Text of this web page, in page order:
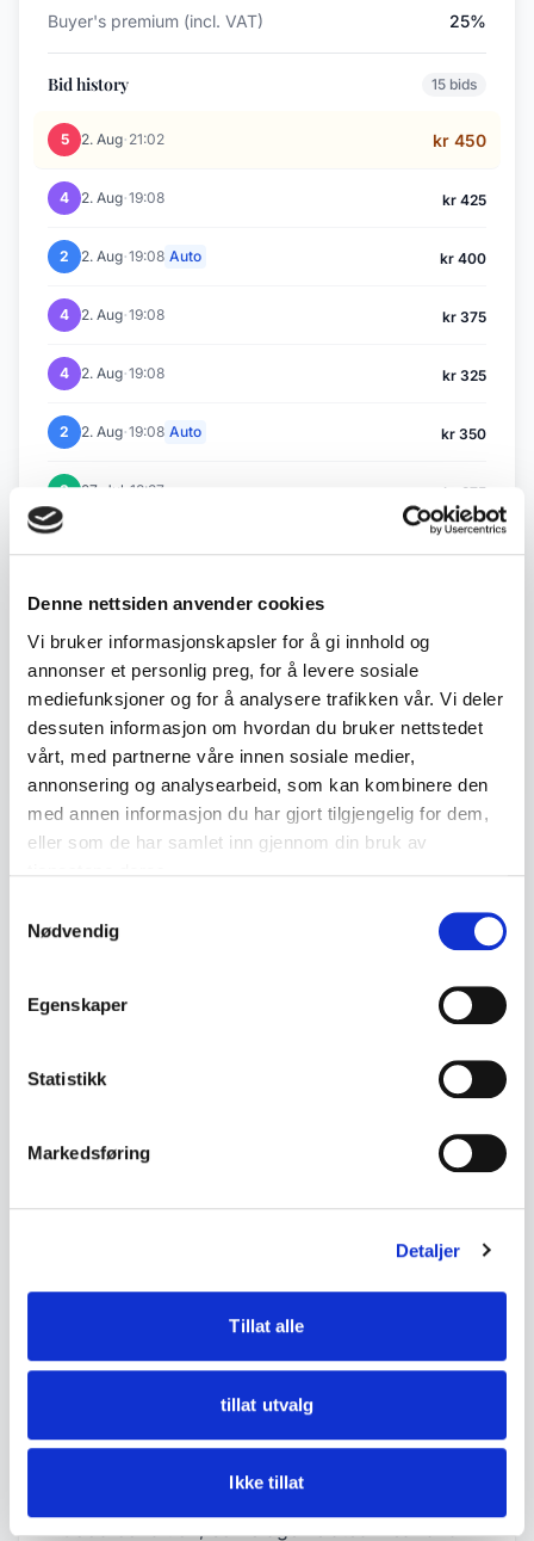
Denne nettsiden anvender cookies
Vi bruker informasjonskapsler for å gi innhold og
annonser et personlig preg, for å levere sosiale
mediefunksjoner og for å analysere trafikken vår. Vi deler
dessuten informasjon om hvordan du bruker nettstedet
vårt, med partnerne våre innen sosiale medier,
annonsering og analysearbeid, som kan kombinere den
med annen informasjon du har gjort tilgjengelig for dem,
eller som de har samlet inn gjennom din bruk av
Nødvendig
Egenskaper
Statistikk
Markedsføring
Detaljer
Tillat alle
tillat utvalg
Ikke tillat
Buyer's premium (incl. VAT)
25%
Bid history 15 bids
5 2. Aug· 21:02 kr 450
4 2. Aug·19:08 kr 425
2 2. Aug·19:08 Auto kr 400
4 2. Aug·19:08 kr 375
4 2. Aug·19:08 kr 325
2 2. Aug·19:08 Auto kr 350
3 27. Jul 18:37 kr 275
· kr 300
2 26. Jul·17:23
1 1. Jul·01:39
Back to July / August Auction
← Previous lot Next lot →
Description
Decorative set of salt and pepper shakers in
• Glass with faceted cut pattern
• Appears to be older, likely from the 1900s
Good condition, some age-related wear and